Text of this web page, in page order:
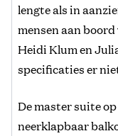
lengte als in
mensen aan
Heidi Klum en
specificaties er
De master suite
neerklapbaar